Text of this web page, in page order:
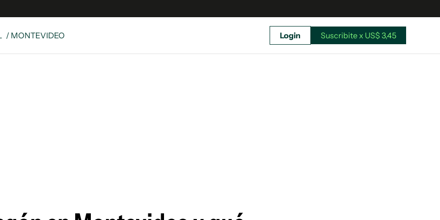
/ MONTEVIDEO Login Suscribite x US$ 3,45